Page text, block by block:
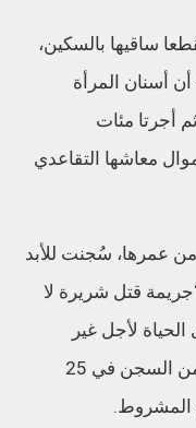
ساقيها بالسكين،
أسنان المرأة
أجرتا مئات
معاشها التقاعدي
من عمرها، سُجنت للأبد
بـ “جريمة قتل شريرة لا
لأجل غير
مسمى، لكن تم إطلاق سراح القاتلة من السجن في 25
المشروط.